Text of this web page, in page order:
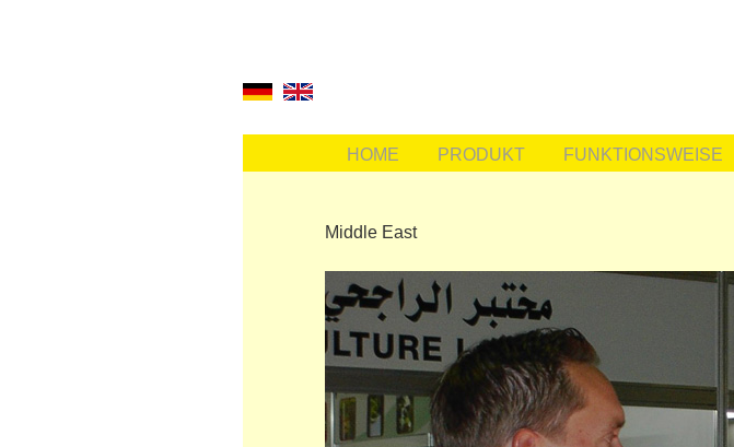
HOME PRODUKT FUNKTIONSWEISE
Middle East